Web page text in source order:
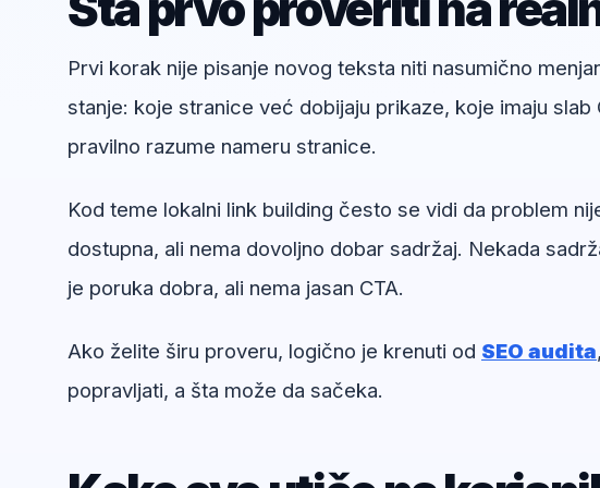
Prvi korak nije pisanje novog teksta niti nasumično
stanje: koje stranice već dobijaju prikaze, koje imaju
pravilno razume nameru stranice.
Kod teme lokalni link building često se vidi da problem
dostupna, ali nema dovoljno dobar sadržaj. Nekada
je poruka dobra, ali nema jasan CTA.
Ako želite širu proveru, logično je krenuti od SEO audita
popravljati, a šta može da sačeka.